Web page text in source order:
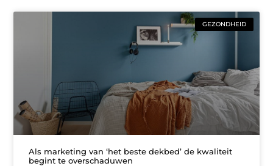
GEZONDHEID
Als marketing van ‘het beste dekbed’ de kwaliteit
begint te overschaduwen